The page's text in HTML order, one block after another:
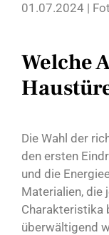
01.07.2024 |
Welche
Die Wahl der
den ersten
und die
Materialien, die
Charakteristika
überwältigend